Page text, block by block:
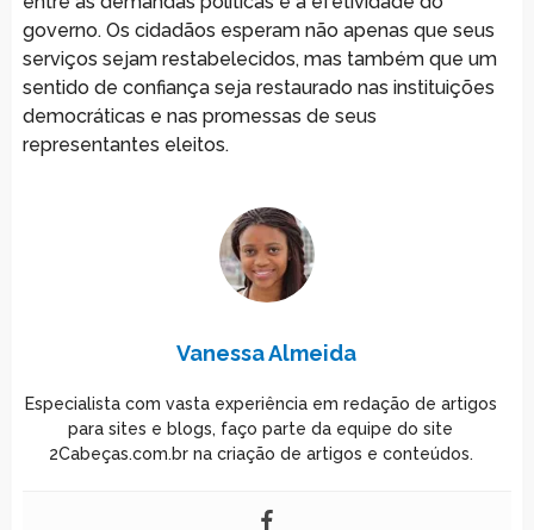
governo. Os cidadãos esperam não apenas que seus
serviços sejam restabelecidos, mas também que um
sentido de confiança seja restaurado nas instituições
democráticas e nas promessas de seus
representantes eleitos.
Vanessa Almeida
Especialista com vasta experiência em redação de artigos
para sites e blogs, faço parte da equipe do site
2Cabeças.com.br na criação de artigos e conteúdos.